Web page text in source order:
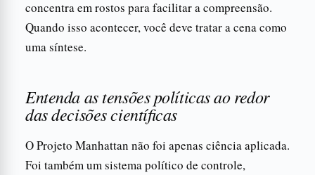
concentra em rostos para facilitar a compreensão.
Quando isso acontecer, você deve tratar a cena como
uma síntese.
Entenda as tensões políticas ao redor
das decisões científicas
O Projeto Manhattan não foi apenas ciência aplicada.
Foi também um sistema político de controle,